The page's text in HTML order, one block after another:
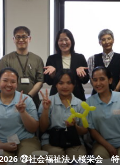
㉙社会福祉法人桜栄会 特